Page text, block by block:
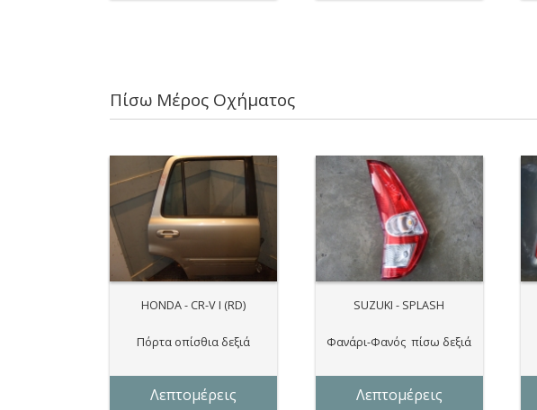
Πίσω Mέρος Oχήματος
HONDA - CR-V I (RD)
Πόρτα οπίσθια δεξιά
Λεπτομέρεις
SUZUKI - SPLASH
Φανάρι-Φανός πίσω δεξιά
Λεπτομέρεις